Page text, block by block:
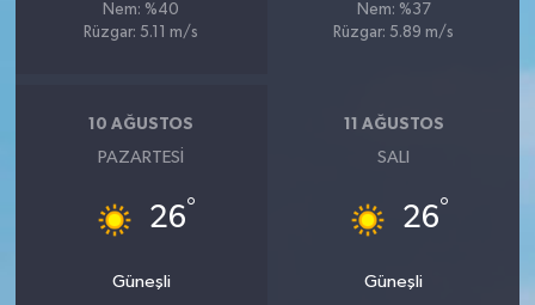
Nem: %40
Rüzgar: 5.11 m/s
Nem: %37
Rüzgar: 5.89 m/s
10 AĞUSTOS
PAZARTESI
26°
Güneşli
11 AĞUSTOS
SALI
26°
Güneşli